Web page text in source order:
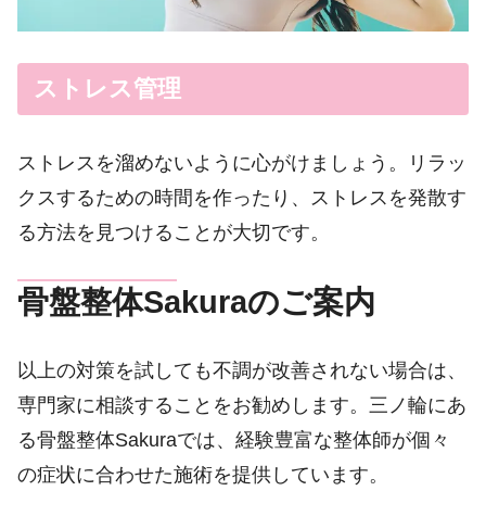
ストレス管理
ストレスを溜めないように心がけましょう。リラッ
クスするための時間を作ったり、ストレスを発散す
る方法を見つけることが大切です。
骨盤整体Sakuraのご案内
以上の対策を試しても不調が改善されない場合は、
専門家に相談することをお勧めします。三ノ輪にあ
る骨盤整体Sakuraでは、経験豊富な整体師が個々
の症状に合わせた施術を提供しています。